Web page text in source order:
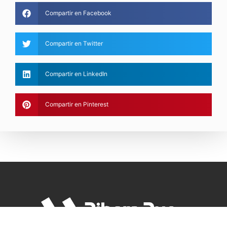
Compartir en Facebook
Compartir en Twitter
Compartir en LinkedIn
Compartir en Pinterest